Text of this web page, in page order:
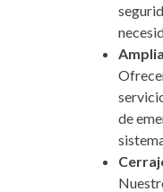
de